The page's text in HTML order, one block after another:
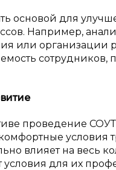
основой для
Например,
или организации
проведение
условия
влияет на весь
для их